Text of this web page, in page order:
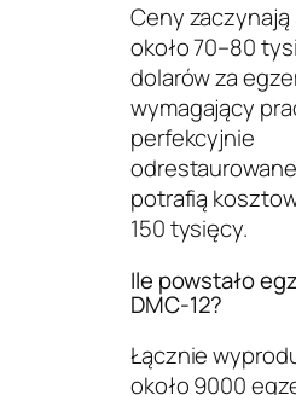
Ceny zaczynają
około 70–80
dolarów za
wymagający
perfekcyjnie
potrafią
150 tysięcy.
Ile powstało
DMC-12?
Łącznie
około 9000